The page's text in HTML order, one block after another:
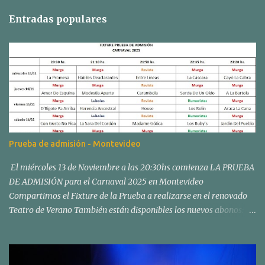
Entradas populares
Prueba de admisión - Montevideo
El miércoles 13 de Noviembre a las 20:30hs comienza LA PRUEBA
DE ADMISIÓN para el Carnaval 2025 en Montevideo
Compartimos el Fixture de la Prueba a realizarse en el renovado
Teatro de Verano También están disponibles los nuevos abonos: